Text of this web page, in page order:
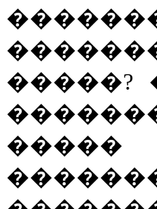
�����?
�����